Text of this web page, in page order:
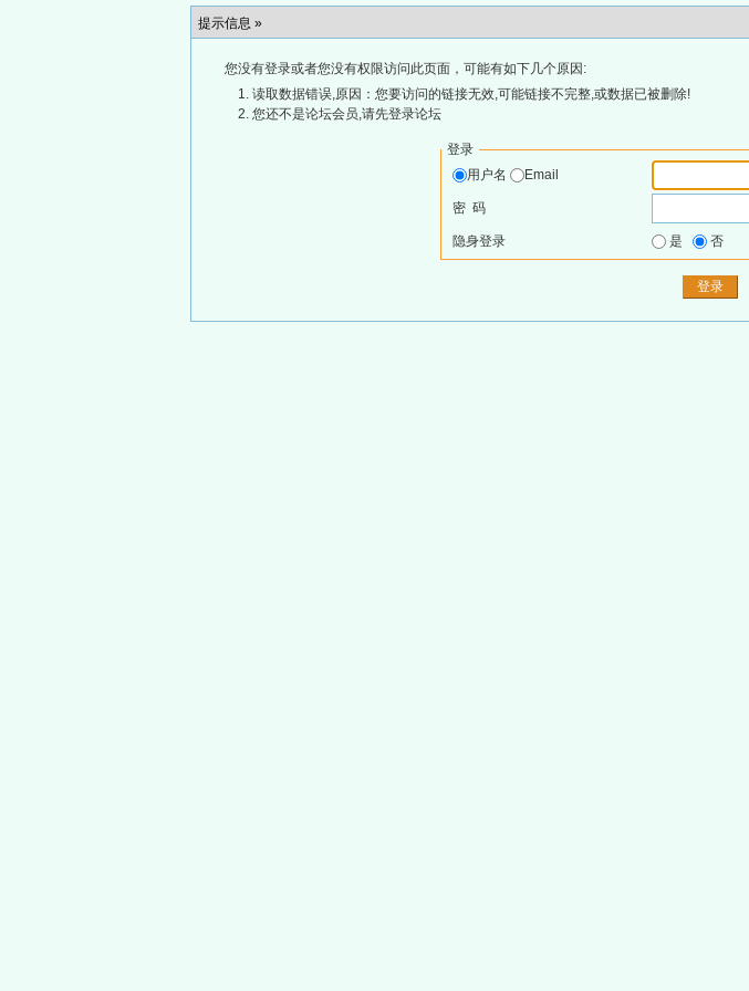
提示信息 »
您没有登录或者您没有权限访问此页面，可能有如下几个原因:
读取数据错误,原因：您要访问的链接无效,可能链接不完整,或数据已被删除!
您还不是论坛会员,请先登录论坛
登录
用户名
Email
密 码
隐身登录 是 否